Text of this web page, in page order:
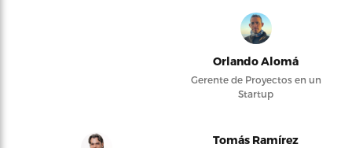
Orlando Alomá
Gerente de Proyectos en un
Startup
Tomás Ramírez